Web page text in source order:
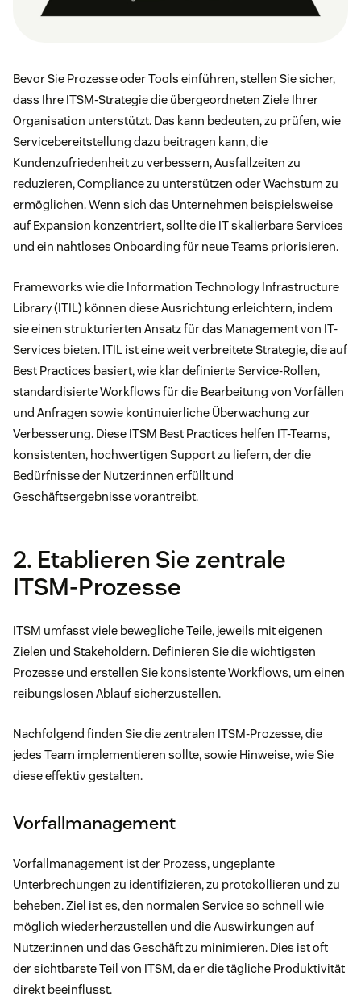
Bevor Sie Prozesse oder Tools einführen, stellen Sie sicher,
dass Ihre ITSM-Strategie die übergeordneten Ziele Ihrer
Organisation unterstützt. Das kann bedeuten, zu prüfen, wie
Servicebereitstellung dazu beitragen kann, die
Kundenzufriedenheit zu verbessern, Ausfallzeiten zu
reduzieren, Compliance zu unterstützen oder Wachstum zu
ermöglichen. Wenn sich das Unternehmen beispielsweise
auf Expansion konzentriert, sollte die IT skalierbare Services
und ein nahtloses Onboarding für neue Teams priorisieren.
Frameworks wie die Information Technology Infrastructure
Library (ITIL) können diese Ausrichtung erleichtern, indem
sie einen strukturierten Ansatz für das Management von IT-
Services bieten. ITIL ist eine weit verbreitete Strategie, die auf
Best Practices basiert, wie klar definierte Service-Rollen,
standardisierte Workflows für die Bearbeitung von Vorfällen
und Anfragen sowie kontinuierliche Überwachung zur
Verbesserung. Diese ITSM Best Practices helfen IT-Teams,
konsistenten, hochwertigen Support zu liefern, der die
Bedürfnisse der Nutzer:innen erfüllt und
Geschäftsergebnisse vorantreibt.
2. Etablieren Sie zentrale
ITSM-Prozesse
ITSM umfasst viele bewegliche Teile, jeweils mit eigenen
Zielen und Stakeholdern. Definieren Sie die wichtigsten
Prozesse und erstellen Sie konsistente Workflows, um einen
reibungslosen Ablauf sicherzustellen.
Nachfolgend finden Sie die zentralen ITSM-Prozesse, die
jedes Team implementieren sollte, sowie Hinweise, wie Sie
diese effektiv gestalten.
Vorfallmanagement
Vorfallmanagement ist der Prozess, ungeplante
Unterbrechungen zu identifizieren, zu protokollieren und zu
beheben. Ziel ist es, den normalen Service so schnell wie
möglich wiederherzustellen und die Auswirkungen auf
Nutzer:innen und das Geschäft zu minimieren. Dies ist oft
der sichtbarste Teil von ITSM, da er die tägliche Produktivität
direkt beeinflusst.